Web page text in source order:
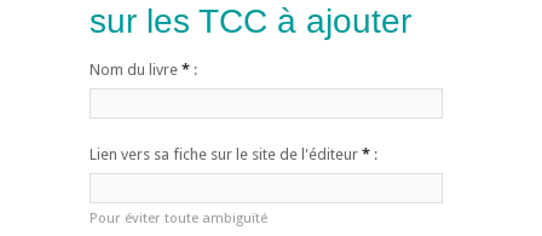
sur les TCC à ajouter
Nom du livre * :
Lien vers sa fiche sur le site de l'éditeur * :
Pour éviter toute ambiguïté